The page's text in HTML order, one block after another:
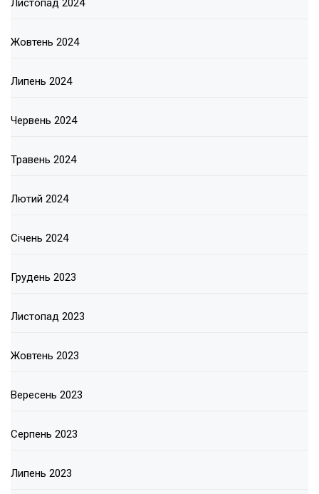
Жовтень 2024
Липень 2024
Червень 2024
Травень 2024
Лютий 2024
Січень 2024
Грудень 2023
Листопад 2023
Жовтень 2023
Вересень 2023
Серпень 2023
Липень 2023